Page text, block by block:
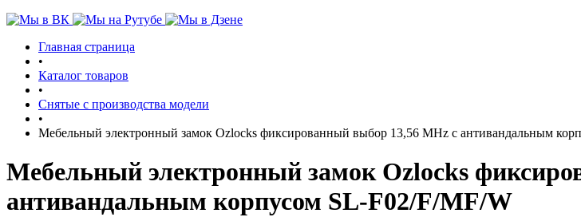
Главная страница
•
Каталог товаров
•
Снятые с производства модели
•
Мебельный электронный замок Ozlocks фиксированный выбор 13,56 MHz с антивандальным
Мебельный электронный замок Ozlocks
антивандальным корпусом SL-F02/F/MF/W